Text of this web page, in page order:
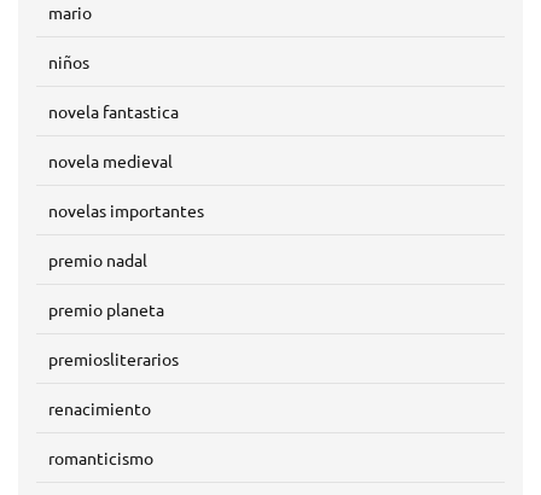
mario
niños
novela fantastica
novela medieval
novelas importantes
premio nadal
premio planeta
premiosliterarios
renacimiento
romanticismo